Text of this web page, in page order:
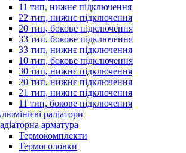
11 тип, нижнє підключення
22 тип, нижнє підключення
20 тип, бокове підключення
33 тип, бокове підключення
33 тип, нижнє підключення
10 тип, бокове підключення
30 тип, нижнє підключення
20 тип, нижнє підключення
21 тип, нижнє підключення
11 тип, бокове підключення
радіатори
арматура
Термокомплекти
Термоголовки